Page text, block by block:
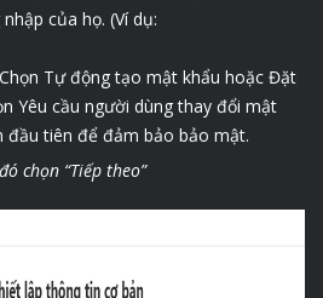
của họ. (Ví dụ:
Tự động tạo mật khẩu hoặc Đặt
Yêu cầu người dùng thay đổi mật
đầu tiên để đảm bảo bảo mật.
chọn “Tiếp theo”